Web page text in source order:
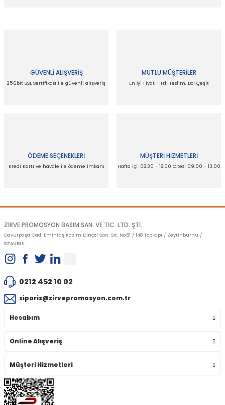
Ürün resmi kalitesiz, bozuk veya görüntülenemiyor.
GÜVENLİ ALIŞVERİŞ
256bit SSL Sertifikası ile güvenli alışveriş
MUTLU MÜŞTERİLER
En İyi Fiyat, Hızlı Teslim, Bol Çeşit
ÖDEME SEÇENEKLERİ
Kredi Kartı ve havale ile ödeme imkanı
MÜŞTERİ HİZMETLERİ
Hafta içi: 08:30 - 18:00 C.tesi 09:00 - 13:00
ZİRVE PROMOSYON BASIM SAN. VE TİC. LTD. ŞTİ.
Davutpaşa Cad. Emintaş Kazım Dinçol San. Sit. No:81 / 148 Topkapı / Zeytinburnu /
İSTANBUL
0212 452 10 02
siparis@zirvepromosyon.com.tr
Hesabım
Online Alışveriş
Müşteri Hizmetleri